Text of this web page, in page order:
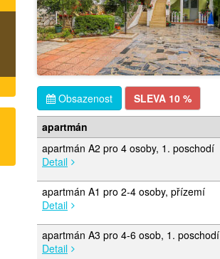
Obsazenost
SLEVA 10 %
apartmán
apartmán A2 pro 4 osoby, 1. poschodí
Detail
apartmán A1 pro 2-4 osoby, přízemí
Detail
apartmán A3 pro 4-6 osob, 1. poschodí
Detail